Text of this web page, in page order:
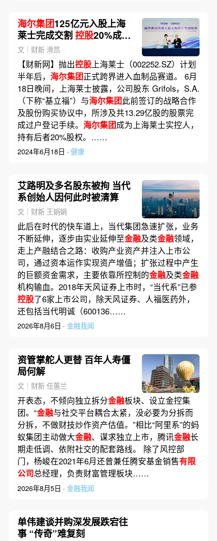
海尔集团125亿元入股上海
莱士完成交割控股20%成为
实控人
文｜财新 滑昂
【财新网】抛出控股上海莱士（002252.SZ）计划
半年后， 海尔集团正式跨界进入血制品赛道。 6月
18日晚间，上海莱士披露，公司股东 Grifols，S.A.
（下称“基立福”）与海尔集团此前签订的战略合作
及股份购买协议中，所涉及共13.29亿股的股票完
成过户登记手续。 海尔集团成为上海莱士实控人，
持有后者20%股权。……
2024年6月18日 · 健康
艾路明及多名股东被拘 当代
系创始人因何此时被清算
文｜财新 王娟娟
此后在时代的快车道上，当代集团急速扩张，业务
不断延伸，逐步由实业延伸至金融及类金融领域，
走上产融结合之路：收购产业资产并注入上市公
司，通过资本运作实现资产增值；扩张过程中产生
的巨额资金需求，主要依靠所控制的金融及类金融
机构输血。2018年天风证券上市时，“当代系”已参
控股了6家上市公司，除天风证券、人福医药外，
还包括当代明诚（600136……
2026年8月6日 · 金融我闻
资管掌舵人更替 百年人寿僵
局何解
文｜财新 任蕙兰
开表态，不倾向独立拆分金融板块、设立金控集
团。“金融与社交平台耦合太紧，没必要为分拆而
分拆，不做财技炒作资产估值。”相比“阿里系”的蚂
蚁集团主动做大金融、谋求独立上市，腾讯金融长
期走低调、依附社交的配套路线。 除了风控部
门，杨峻在2021年6月还曾兼任腾安基金销售有限
公司总经理，负责财富管理板块……
2026年8月5日 · 金融我闻
单伟建谈并购深发展跌宕往
事 “传奇”难复刻